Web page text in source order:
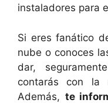
instaladores para
Si eres fanático
nube o conoces
dar,
contarás con la
Además, te